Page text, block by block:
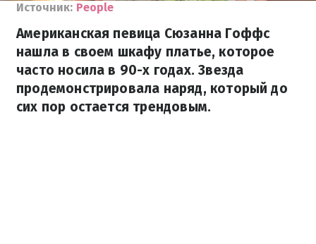
Источник: People
Американская певица Сюзанна Гоффс
нашла в своем шкафу платье, которое
часто носила в 90-х годах. Звезда
продемонстрировала наряд, который до
сих пор остается трендовым.